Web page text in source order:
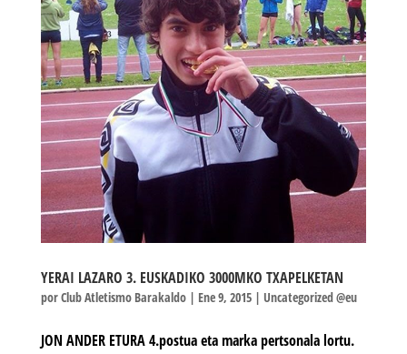
YERAI LAZARO 3. EUSKADIKO 3000MKO TXAPELKETAN
porClub Atletismo Barakaldo| Ene 9, 2015| Uncategorized @eu
JON ANDER ETURA 4.postua eta marka pertsonala lortu.